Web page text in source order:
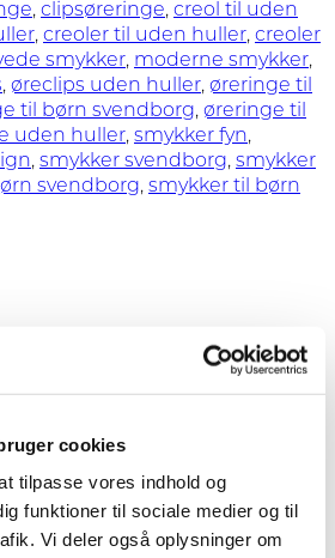
cookies
tilpasse vores indhold og
funktioner til sociale medier og til
Vi deler også oplysninger om
, clipsøreringe, creol til uden
, creoler til uden huller, creoler
smykker, moderne smykker,
, øreclips uden huller, øreringe til
til børn svendborg, øreringe til
uden huller, smykker fyn,
, smykker svendborg, smykker
svendborg, smykker til børn
lille forsølvet perle. Hoopen
måler Ø 17 mm.
har en lille fjeder indeni. Man
og sætter øreringen fast i